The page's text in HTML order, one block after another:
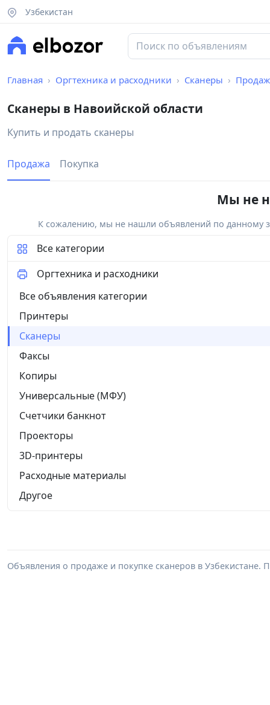
Узбекистан
Главная Оргтехника и расходники Сканеры
Сканеры в Навоийской области
Купить и продать сканеры
Продажа Покупка
Мы не
К сожалению, мы не нашли объявлений по данному
Все категории
Оргтехника и расходники
Все объявления категории
Принтеры
Сканеры
Факсы
Копиры
Универсальные (МФУ)
Счетчики банкнот
Проекторы
3D-принтеры
Расходные материалы
Другое
Объявления о продаже и покупке сканеров в